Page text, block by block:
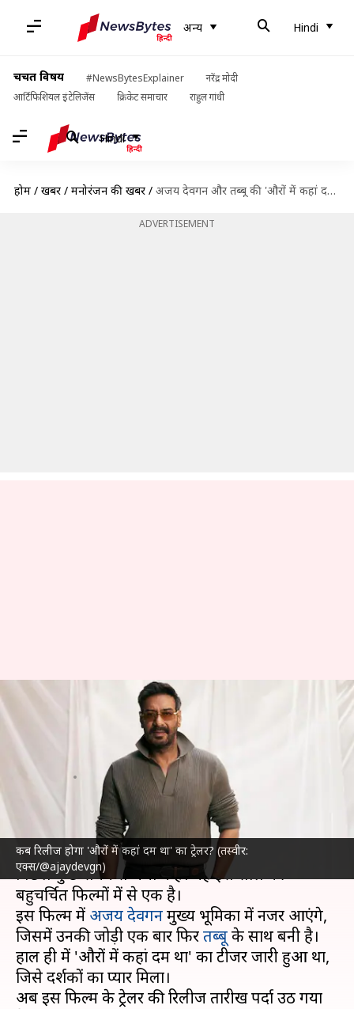
अन्य Hindi
चर्चित विषय #NewsBytesExplainer
नरेंद्र मोदी
आर्टिफिशियल इंटेलिजेंस
क्रिकेट समाचार राहुल गांधी
Hindi
होम / खबरें / मनोरंजन की खबरें / अजय देवगन और तब्बू की 'औरों में कहां दम था' का ट्रेलर इस दिन होगा रिलीज
ADVERTISEMENT
कब रिलीज होगा 'औरों में कहां दम था' का ट्रेलर? (तस्वीर:
एक्स/@ajaydevgn)
अजय देवगन और तब्बू की 'औरों में
कहां दम था' का ट्रेलर इस दिन होगा
रिलीज
Jun 10, 2024 02:28 pm
नीरज पांडे के निर्देशन में बनी फिल्म 'औरों में कहां दम था'
पिछले कुछ समय से चर्चा में है। यह इस साल की
बहुचर्चित फिल्मों में से एक है।
इस फिल्म में अजय देवगनमुख्य भूमिका में नजर आएंगे,
जिसमें उनकी जोड़ी एक बार फिरतब्बूके साथ बनी है।
हाल ही में 'औरों में कहां दम था' का टीजर जारी हुआ था,
जिसे दर्शकों का प्यार मिला।
अब इस फिल्म के ट्रेलर की रिलीज तारीख पर्दा उठ गया